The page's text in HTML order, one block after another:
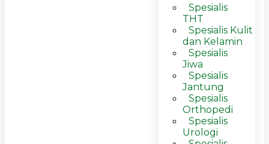
Spesialis
THT
Spesialis Kulit
dan Kelamin
Spesialis
Jiwa
Spesialis
Jantung
Spesialis
Orthopedi
Spesialis
Urologi